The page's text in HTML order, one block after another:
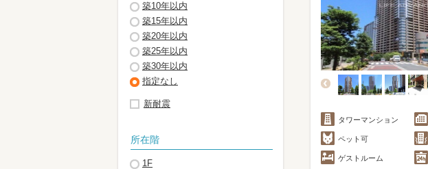
築10年以内
築15年以内
築20年以内
築25年以内
築30年以内
指定なし
新耐震
所在階
1F
タワーマンション
ペット可
ゲストルーム